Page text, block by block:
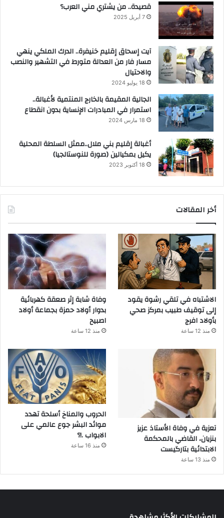
قصيدة.. من يشتري مني العرب؟
7 أبريل 2025
آيت إسحاق إقليم خنيفرة.. الدرك الملكي ينهي
مسار فار من العدالة متورط في التشهير والنصب
والاحتيال
18 يوليو 2024
الجالية المقيمة بالخارج المنتمية لأغبالة..
استمرار في المبادرات الإنساية بدون انقطاع
18 مارس 2024
أغبالة إقليم بني ملال..ممثل السلطة المحلية
يكيل بمكيالين (صورة للنوستالجيا)
18 أكتوبر 2023
أخر المقالات
الاشتباه في تلقي رشوة يقود
إلى توقيف طبيب بمركز صحي
بأولاد افرج
منذ 12 ساعة
وفاة شابة إثر صعقة كهربائية
بدوار أولاد حمزة بجماعة أولاد
اصبيح
منذ 12 ساعة
تعزية في وفاة الأستاذ عزيز
بنزيان، القاضي بالمحكمة
الابتدائية بتارگيست
منذ 13 ساعة
الحروب والمناخ أسلحة تهدد
موائد البشر جوع عالمي على
الابواب .!؟
منذ 16 ساعة